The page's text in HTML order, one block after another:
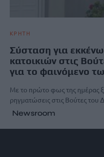
ΚΡΗΤΗ
Σύσταση για
κατοικιών στις
για το φαινόμενο
Με το πρώτο φως της ημέρας
ρηγματώσεις στις Βούτες
Newsroom